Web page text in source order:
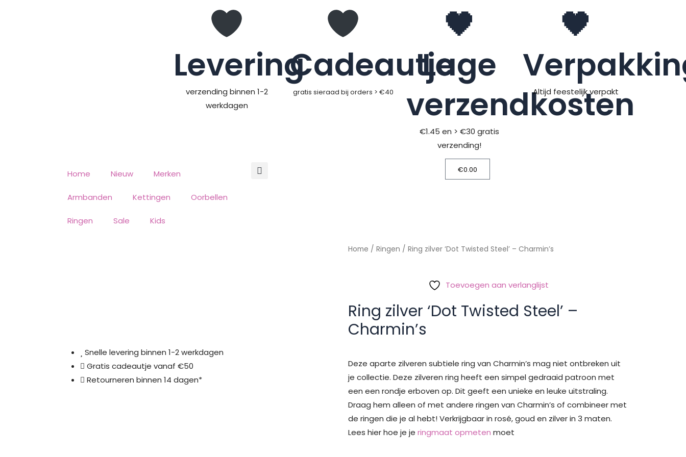
Levering
verzending binnen 1-2
werkdagen
Cadeautje
gratis sieraad bij orders > €40
🖤
Lage
verzendkosten
€1.45 en > €30 gratis
verzending!
🖤
Altijd feestelijk verpakt
Home Nieuw Merken
Armbanden Kettingen Oorbellen
Ringen Sale Kids
€0.00Winkelwagen
Snelle levering binnen 1-2 werkdagen
Gratis cadeautje vanaf €50
Retourneren binnen 14 dagen*
Home / Ringen / Ring zilver ‘Dot Twisted Steel’ – Charmin’s
Toevoegen aan verlanglijst
Ring zilver ‘Dot Twisted Steel’ –
Charmin’s
Deze aparte zilveren subtiele ring van Charmin’s mag niet ontbreken uit
je collectie. Deze zilveren ring heeft een simpel gedraaid patroon met
een een rondje erboven op. Dit geeft een unieke en leuke uitstraling.
Draag hem alleen of met andere ringen van Charmin’s of combineer met
de ringen die je al hebt! Verkrijgbaar in rosé, goud en zilver in 3 maten.
Lees hier hoe je je ringmaat opmeten moet